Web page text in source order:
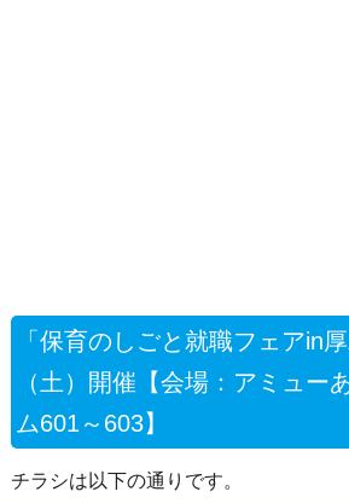
「保育のしごと就職フェアin
（土）開催【会場：アミュー
ム601～603】
チラシは以下の通りです。